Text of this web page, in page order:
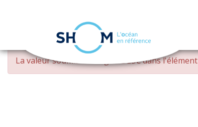
Aller
contenu
MESSAGE
D'ERREUR
La valeur soumise changed DESCdans l'élément